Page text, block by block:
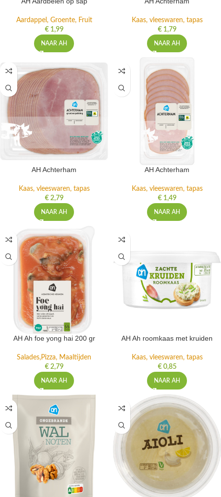
Aardappel, Groente, Fruit
€1,99
NAAR AH
Kaas, vleeswaren, tapas
€1,79
NAAR AH
AH Achterham
Kaas, vleeswaren, tapas
€2,79
NAAR AH
AH Achterham
Kaas, vleeswaren, tapas
€1,49
NAAR AH
AH Ah foe yong hai 200 gr
Salades,Pizza, Maaltijden
€2,79
NAAR AH
AH Ah roomkaas met kruiden
Kaas, vleeswaren, tapas
€0,85
NAAR AH